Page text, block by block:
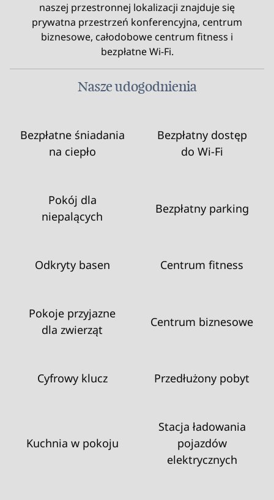
naszej przestronnej lokalizacji znajduje się
prywatna przestrzeń konferencyjna, centrum
biznesowe, całodobowe centrum fitness i
bezpłatne Wi-Fi.
Nasze udogodnienia
Bezpłatne śniadania
na ciepło
Bezpłatny dostęp
do Wi‑Fi
Pokój dla
niepalących
Bezpłatny parking
Odkryty basen Centrum fitness
Pokoje przyjazne
dla zwierząt
Centrum biznesowe
Cyfrowy klucz Przedłużony pobyt
Kuchnia w pokoju
Stacja ładowania
pojazdów
elektrycznych